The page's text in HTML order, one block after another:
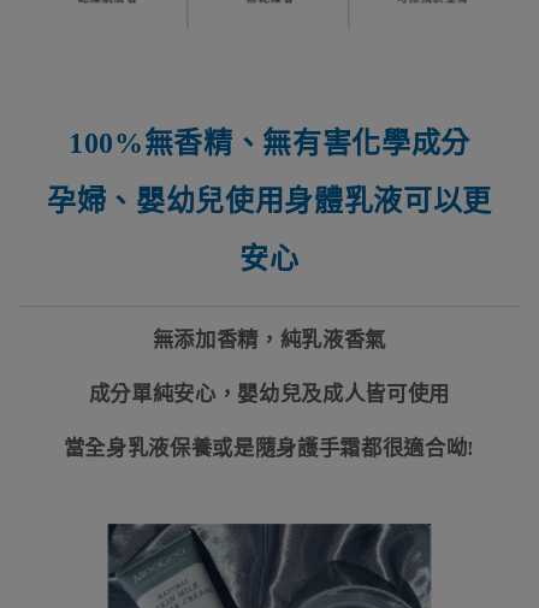
100%無香精、無有害化學成分
孕婦、嬰幼兒使用身體乳液可以更
安心
無添加香精，純乳液香氣
成分單純安心，嬰幼兒及成人皆可使用
當全身乳液保養或是隨身護手霜都很適合呦!